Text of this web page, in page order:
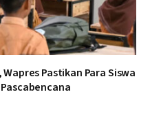
Pastikan Para Siswa